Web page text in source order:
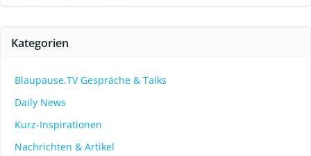
Kategorien
Blaupause.TV Gespräche & Talks
Daily News
Kurz-Inspirationen
Nachrichten & Artikel